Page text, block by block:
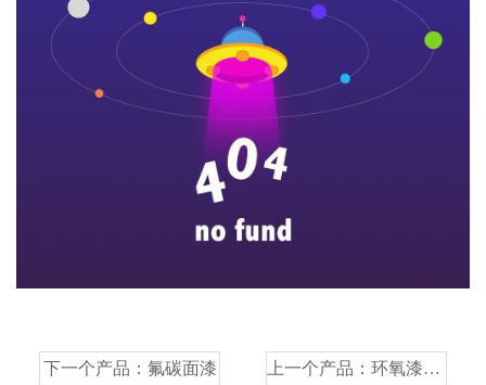
下一个产品： 氟碳面漆 上一个产品： 环氧漆稀释剂